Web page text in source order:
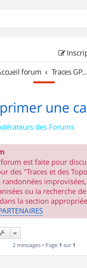
forum Traces GPS de randos VTT
une
des Forums
est faite pour
des "Traces et des
randonnées
ou la recherche
la section
2 messages • Page 1 sur 1